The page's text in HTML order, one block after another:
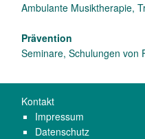
Ambulante Musiktherapie,
Prävention
Seminare, Schulungen von
Kontakt
Impressum
Datenschutz